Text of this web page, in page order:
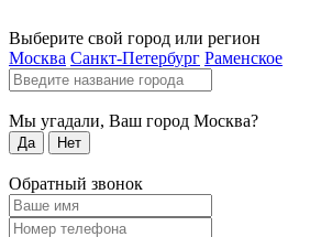
Выберите свой город или регион
Москва Санкт-Петербург Раменское
Мы угадали, Ваш город Москва?
Да Нет
Обратный звонок